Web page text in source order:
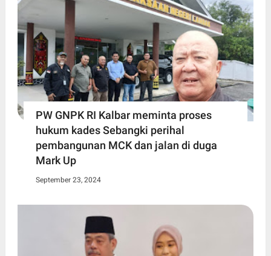
PW GNPK RI Kalbar meminta proses
hukum kades Sebangki perihal
pembangunan MCK dan jalan di duga
Mark Up
September 23, 2024